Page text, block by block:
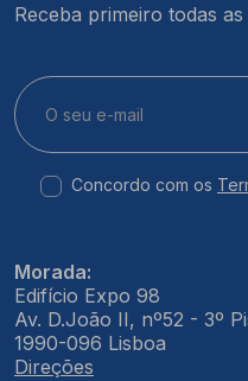
Receba primeiro todas
Concordo com os
Morada:
Edifício Expo 98
Av. D.João II, nº52 - 3º
1990-096 Lisboa
Direções